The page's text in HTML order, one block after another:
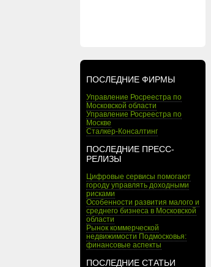
ПОСЛЕДНИЕ ФИРМЫ
Управление Росреестра по
Московской области
Управление Росреестра по
Москве
Сталкер-Консалтинг
ПОСЛЕДНИЕ ПРЕСС-
РЕЛИЗЫ
Цифровые сервисы помогают
городу управлять доходными
рисками
Особенности развития малого и
среднего бизнеса в Московской
области
Рынок коммерческой
недвижимости Подмосковья:
финансовые аспекты
ПОСЛЕДНИЕ СТАТЬИ